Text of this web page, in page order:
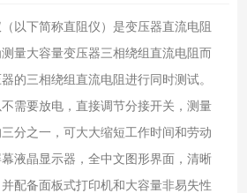
以下简称直阻仪）是变压器直流电阻
量大容量变压器三相绕组直流电阻而
的三相绕组直流电阻进行同时测试。
需要放电，直接调节分接开关，测量
分之一，可大大缩短工作时间和劳动
液晶显示器，全中文图形界面，清晰
配备面板式打印机和大容量非易失性